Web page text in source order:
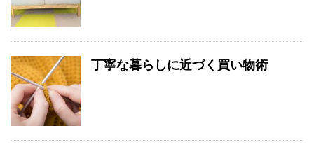
丁寧な暮らしに近づく買い物術